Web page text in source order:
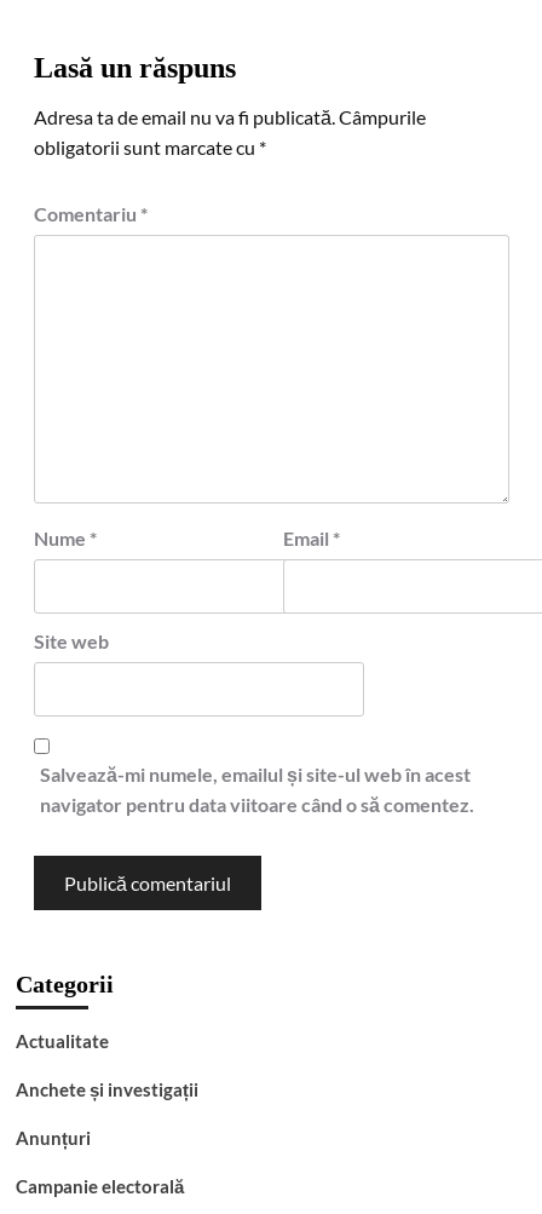
Lasă un răspuns
Adresa ta de email nu va fi publicată.Câmpurile
obligatorii sunt marcate cu *
Comentariu *
Nume * Email *
Site web
Salvează-mi numele, emailul și site-ul web în acest
navigator pentru data viitoare când o să comentez.
Categorii
Actualitate
Anchete și investigații
Anunțuri
Campanie electorală